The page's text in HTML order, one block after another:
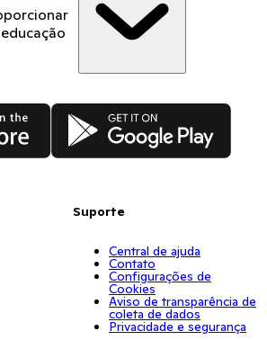
Google Play
Suporte
Central de ajuda
Contato
Configurações de
Cookies
Aviso de transparência de
coleta de dados
Privacidade e segurança